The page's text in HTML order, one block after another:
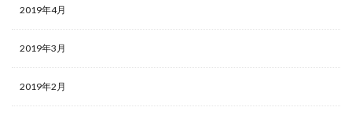
2019年4月
2019年3月
2019年2月